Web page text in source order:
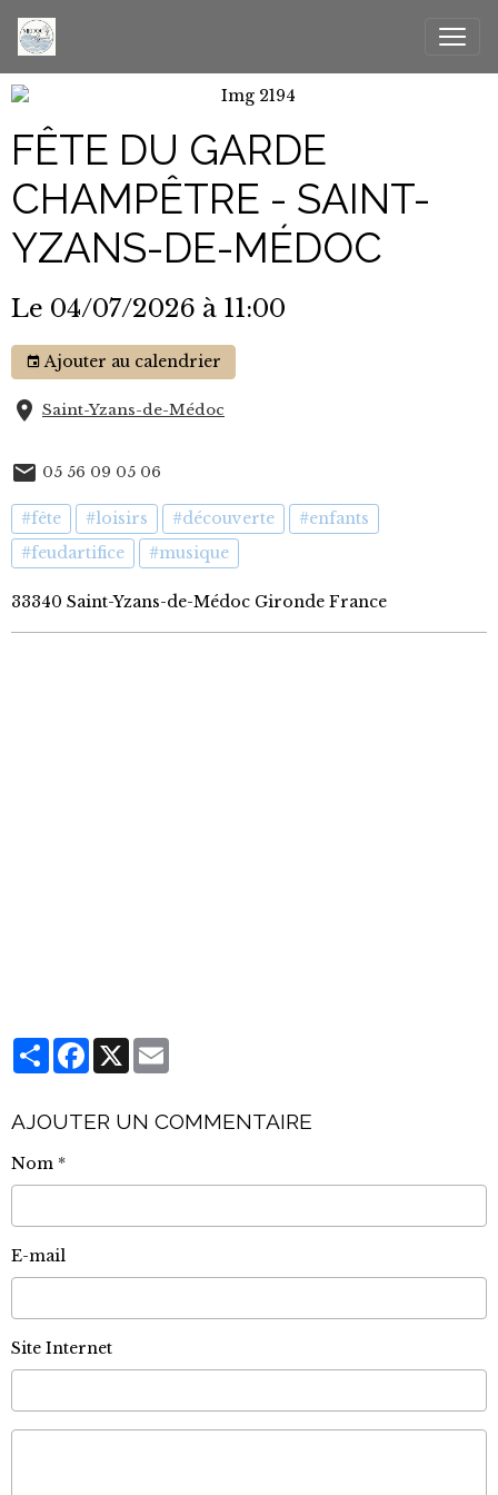
FÊTE DU GARDE
CHAMPÊTRE - SAINT-
YZANS-DE-MÉDOC
Le 04/07/2026 à 11:00
Ajouter au calendrier
Saint-Yzans-de-Médoc
05 56 09 05 06
#fête #loisirs #découverte
#enfants
#feudartifice
#musique
33340 Saint-Yzans-de-Médoc Gironde France
PartagerFacebook
X
AJOUTER UN COMMENTAIRE
Nom
E-mail
Site Internet